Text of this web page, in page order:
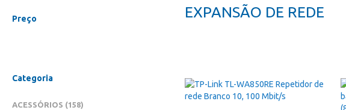
EXPANSÃO DE REDE
Preço
Categoria
ACESSÓRIOS 158ITENS